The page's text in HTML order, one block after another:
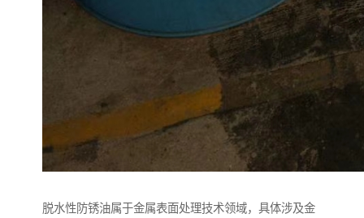
脱水性防锈油属于金属表面处理技术领域，具体涉及金